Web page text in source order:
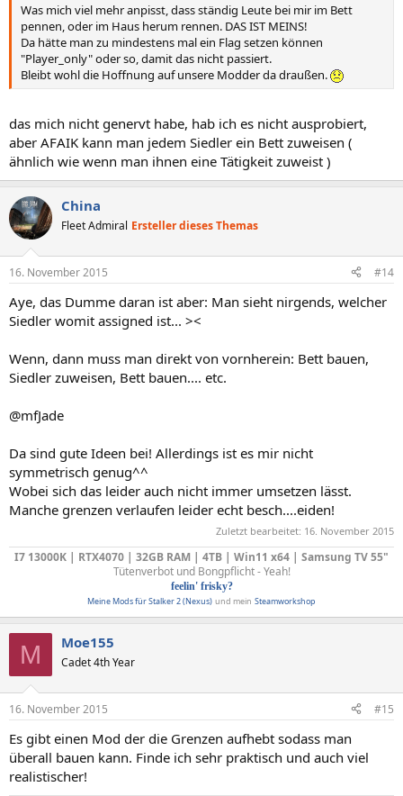
Was mich viel mehr anpisst, dass ständig Leute bei mir im Bett
pennen, oder im Haus herum rennen. DAS IST MEINS!
Da hätte man zu mindestens mal ein Flag setzen können
"Player_only" oder so, damit das nicht passiert.
Bleibt wohl die Hoffnung auf unsere Modder da draußen.
das mich nicht genervt habe, hab ich es nicht ausprobiert,
aber AFAIK kann man jedem Siedler ein Bett zuweisen (
ähnlich wie wenn man ihnen eine Tätigkeit zuweist )
China
Fleet Admiral Ersteller dieses Themas
16. November 2015 #14
Aye, das Dumme daran ist aber: Man sieht nirgends, welcher
Siedler womit assigned ist... ><
Wenn, dann muss man direkt von vornherein: Bett bauen,
Siedler zuweisen, Bett bauen.... etc.
@mfJade
Da sind gute Ideen bei! Allerdings ist es mir nicht
symmetrisch genug^^
Wobei sich das leider auch nicht immer umsetzen lässt.
Manche grenzen verlaufen leider echt besch....eiden!
Zuletzt bearbeitet: 16. November 2015
I7 13000K | RTX4070 | 32GB RAM | 4TB | Win11 x64 | Samsung TV 55"
Tütenverbot und Bongpflicht - Yeah!
feelin' frisky?
Meine Mods für Stalker 2 (Nexus) und mein Steamworkshop
M Moe155
Cadet 4th Year
16. November 2015 #15
Es gibt einen Mod der die Grenzen aufhebt sodass man
überall bauen kann. Finde ich sehr praktisch und auch viel
realistischer!